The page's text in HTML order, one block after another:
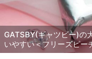
GATSBY(ギャツビー)の
いやすい＜フリーズピー